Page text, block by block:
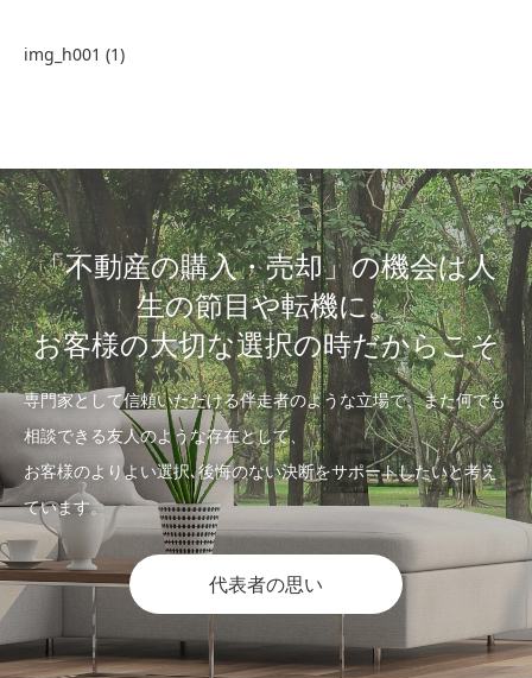
img_h001 (1)
「不動産の購入・売却」の機会は人
生の節目や転機に。
お客様の大切な選択の時だからこそ
専門家として信頼いただける伴走者のような立場で、また何でも
相談できる友人のような存在として、
お客様のよりよい選択､後悔のない決断をサポートしたいと考え
ています。
代表者の思い